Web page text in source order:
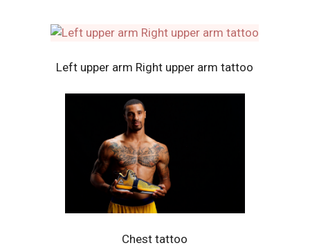
Left upper arm Right upper arm tattoo
Chest tattoo